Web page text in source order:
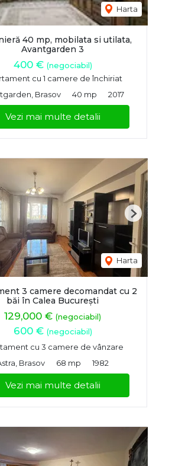
Harta
40 mp, mobilata si utilata,
Avantgarden 3
400 € (negociabil)
cu 1 camere de închiriat
Brasov
40 mp 2017
Vezi mai multe detalii
Harta
Next
3 camere decomandat cu 2
băi în Calea București
129,000 € (negociabil)
600 € (negociabil)
cu 3 camere de vânzare
Brasov
68 mp 1982
Vezi mai multe detalii